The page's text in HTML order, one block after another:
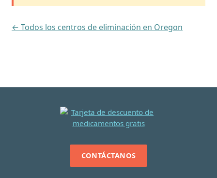
← Todos los centros de eliminación en Oregon
CONTÁCTANOS